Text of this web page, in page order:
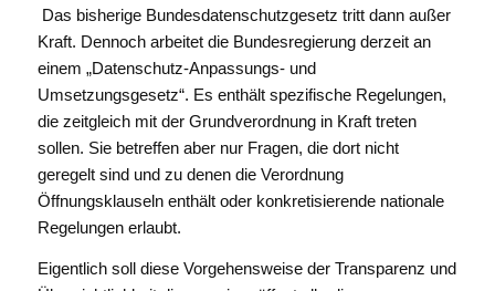
Das bisherige Bundesdatenschutzgesetz tritt dann außer
Kraft. Dennoch arbeitet die Bundesregierung derzeit an
einem „Datenschutz-Anpassungs- und
Umsetzungsgesetz“. Es enthält spezifische Regelungen,
die zeitgleich mit der Grundverordnung in Kraft treten
sollen. Sie betreffen aber nur Fragen, die dort nicht
geregelt sind und zu denen die Verordnung
Öffnungsklauseln enthält oder konkretisierende nationale
Regelungen erlaubt.
Eigentlich soll diese Vorgehensweise der Transparenz und